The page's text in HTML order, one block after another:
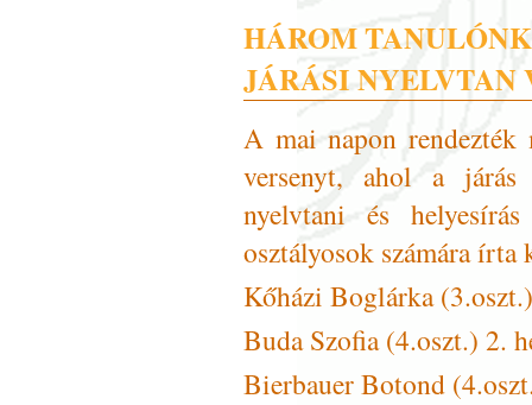
HÁROM
JÁRÁSI NYELVTAN
A mai napon
versenyt, ahol a
nyelvtani és
osztályosok számára
Kőházi Boglárka
Buda Szofia (4.oszt.) 2.
Bierbauer Botond